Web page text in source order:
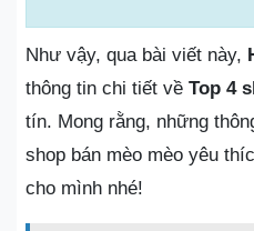
Như vậy, qua bài viết này,
thông tin chi tiết về Top 4
tín. Mong rằng, những
shop bán mèo mèo yêu
cho mình nhé!